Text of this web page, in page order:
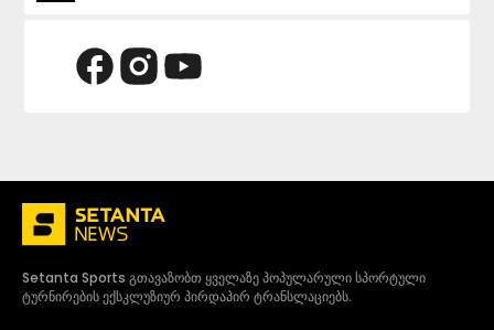
Setanta Sports გთავაზობთ ყველაზე პოპულარული სპორტული
ტურნირების ექსკლუზიურ პირდაპირ ტრანსლაციებს.